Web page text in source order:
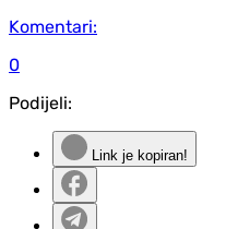
Komentari:
0
Podijeli:
Link je kopiran!